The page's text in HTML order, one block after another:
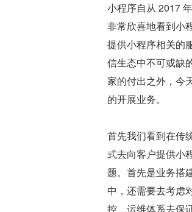
小程序自从 2017
非常欣喜地看到小
提供小程序相关的
信生态中不可或缺
家的付出之外，今
的开展业务。
首先我们看到在传
式去向客户提供小
题。首先是业务搭
中，还需要去考虑
控、运维体系去保